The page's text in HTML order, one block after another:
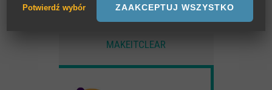
MAKEITCLEAR
Sesyjne pliki Cookies wymagane do działania strony,
przechowywane podczas wizyty na stronie, np zapamiętany wybór
Anonimowe statystyki odwiedzin strony oraz zachowania
Potwierdź wybór ZAAKCEPTUJ WSZYSTKO